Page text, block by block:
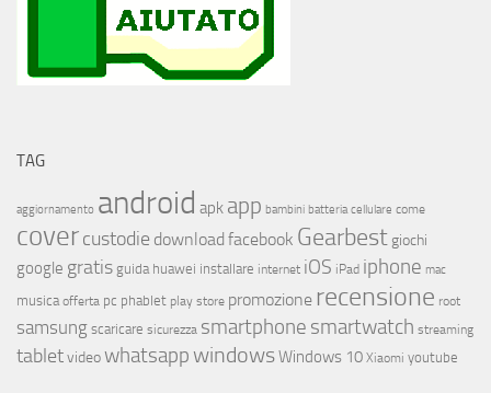
TAG
aggiornamento android apk app bambini batteria cellulare come
covercustodie download facebook Gearbest giochi
google gratis guida huawei installare internet iOS iPad iphone mac
musica offerta pc phablet play store promozione recensione root
samsungscaricare sicurezza smartphone smartwatch streaming
tabletvideowhatsappwindowsWindows 10 Xiaomi youtube